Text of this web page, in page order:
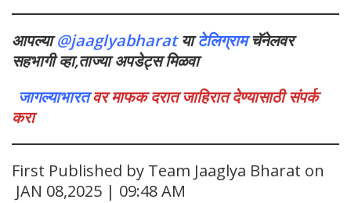
आपल्या@jaaglyabharatयाटेलिग्रामचॅनेलवर
सहभागी व्हा,ताज्या अपडेट्स मिळवा
जागल्याभारतवर माफक दरात जाहिरात देण्यासाठी संपर्क
करा
First Published by Team Jaaglya Bharat on
JAN 08,2025 | 09:48 AM